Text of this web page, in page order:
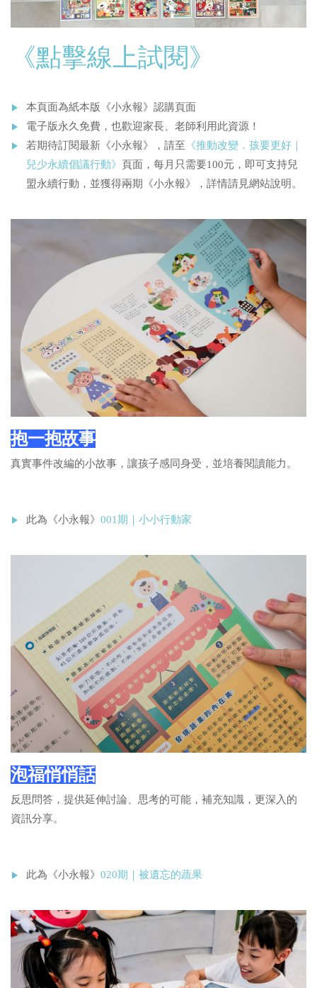
《點擊線上試閱》
本頁面為紙本版《小永報》認購頁面
電子版永久免費，也歡迎家長、老師利用此資源！
若期待訂閱最新《小永報》，請至 《推動改變．孩要更好｜
兒少永續倡議行動》 頁面，每月只需要100元，即可支持兒
盟永續行動，並獲得兩期《小永報》，詳情請見網站說明。
抱一抱故事
真實事件改編的小故事，讓孩子感同身受， 並培養閱讀能力。
此為《小永報》 001期｜小小行動家
泡福悄悄話
反思問答，提供延伸討論、思考的可能， 補充知識，更深入的
資訊分享。
此為《小永報》 020期｜被遺忘的蔬果